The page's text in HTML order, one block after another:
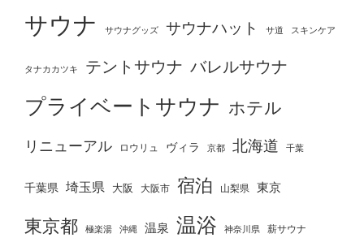
サウナ サウナグッズ サウナハット サ道 スキンケア
タナカカツキ テントサウナ バレルサウナ
プライベートサウナ ホテル
リニューアル ロウリュ ヴィラ 京都 北海道 千葉
千葉県 埼玉県 大阪 大阪市 宿泊 山梨県 東京
東京都 極楽湯 沖縄 温泉 温浴 神奈川県 薪サウナ